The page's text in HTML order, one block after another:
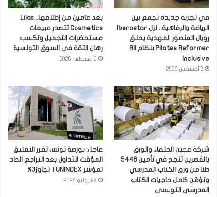
في تجربة جديدة تجمع بين
رويال المنصور المهدية يطلق
Pilates Reformer بنظام All
Inclusive
2 أغسطس 2026
بعد عامين من إطلاقها.. Lilas
Cosmetics تتصدر مبيعات
مستحضرات التجميل وتكسب
رهان الثقة في السوق التونسية
2 أغسطس 2026
شركة عجين الحلفاء والورق
بالقصرين تنجح في تأمين 5446
طنا من ورق الكتاب المدرسي
وتؤمّن كامل حاجيات الكتاب
المدرسي التونسي
عاجل: بورصة تونس تقرر التعليق
المؤقت للتداول بعد التراجع الحاد
لمؤشر TUNINDEX تجاوز3%
28 يوليو 2026